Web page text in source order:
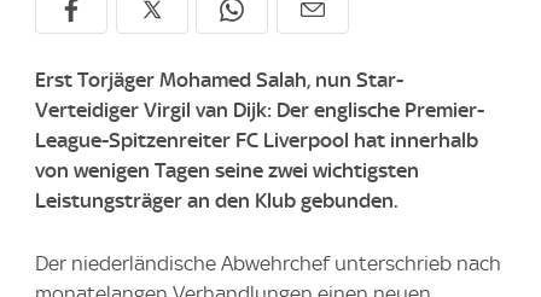
Erst Torjäger Mohamed Salah, nun Star-
Verteidiger Virgil van Dijk: Der englische Premier-
League-Spitzenreiter FC Liverpool hat innerhalb
von wenigen Tagen seine zwei wichtigsten
Leistungsträger an den Klub gebunden.
Der niederländische Abwehrchef unterschrieb nach